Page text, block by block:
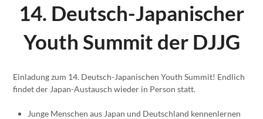
14. Deutsch-Japanischer
Youth Summit der DJJG
Einladung zum 14. Deutsch-Japanischen Youth Summit! Endlich
findet der Japan-Austausch wieder in Person statt.
Junge Menschen aus Japan und Deutschland kennenlernen